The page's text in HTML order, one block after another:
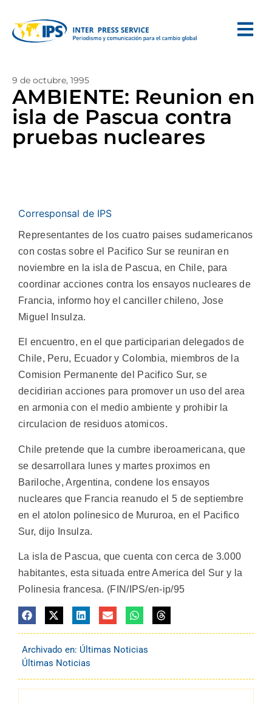
9 de octubre, 1995
AMBIENTE: Reunion en
isla de Pascua contra
pruebas nucleares
Corresponsal de IPS
Representantes de los cuatro paises sudamericanos
con costas sobre el Pacifico Sur se reuniran en
noviembre en la isla de Pascua, en Chile, para
coordinar acciones contra los ensayos nucleares de
Francia, informo hoy el canciller chileno, Jose
Miguel Insulza.
El encuentro, en el que participarian delegados de
Chile, Peru, Ecuador y Colombia, miembros de la
Comision Permanente del Pacifico Sur, se
decidirian acciones para promover un uso del area
en armonia con el medio ambiente y prohibir la
circulacion de residuos atomicos.
Chile pretende que la cumbre iberoamericana, que
se desarrollara lunes y martes proximos en
Bariloche, Argentina, condene los ensayos
nucleares que Francia reanudo el 5 de septiembre
en el atolon polinesico de Mururoa, en el Pacifico
Sur, dijo Insulza.
La isla de Pascua, que cuenta con cerca de 3.000
habitantes, esta situada entre America del Sur y la
Polinesia francesa. (FIN/IPS/en-ip/95
Archivado en: Últimas Noticias
Últimas Noticias